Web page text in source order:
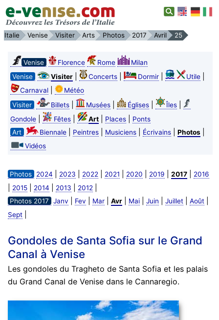
Italie Venise Visiter Arts Photos 2017 Avril 25
Venise Florence Rome
Milan
Venise
Visiter| Concerts| Dormir| Utile|
Carnaval|
Météo
Visiter
Billets| Musées| Églises| Îles|
Gondole| Fêtes| Art| Places|
Ponts
Art
Biennale| Peintres| Musiciens| Écrivains| Photos|
Vidéos
Photos 2024 2023 2022 2021 2020 2019 2017| 2016
2015| 2014 2013 2012
Photos 2017 Janv Fev Mar| Avr| Mai| Juin Juillet| Août|
Sept|
Gondoles de Santa Sofia sur le Grand
Canal à Venise
Les gondoles du Tragheto de Santa Sofia et les palais
du Grand Canal de Venise dans le Cannaregio.